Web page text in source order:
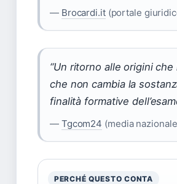
— Brocardi.it(portale
“Un ritorno alle origini
che non cambia la
finalità formative
— Tgcom24 (media
PERCHÉ QUESTO CONTA